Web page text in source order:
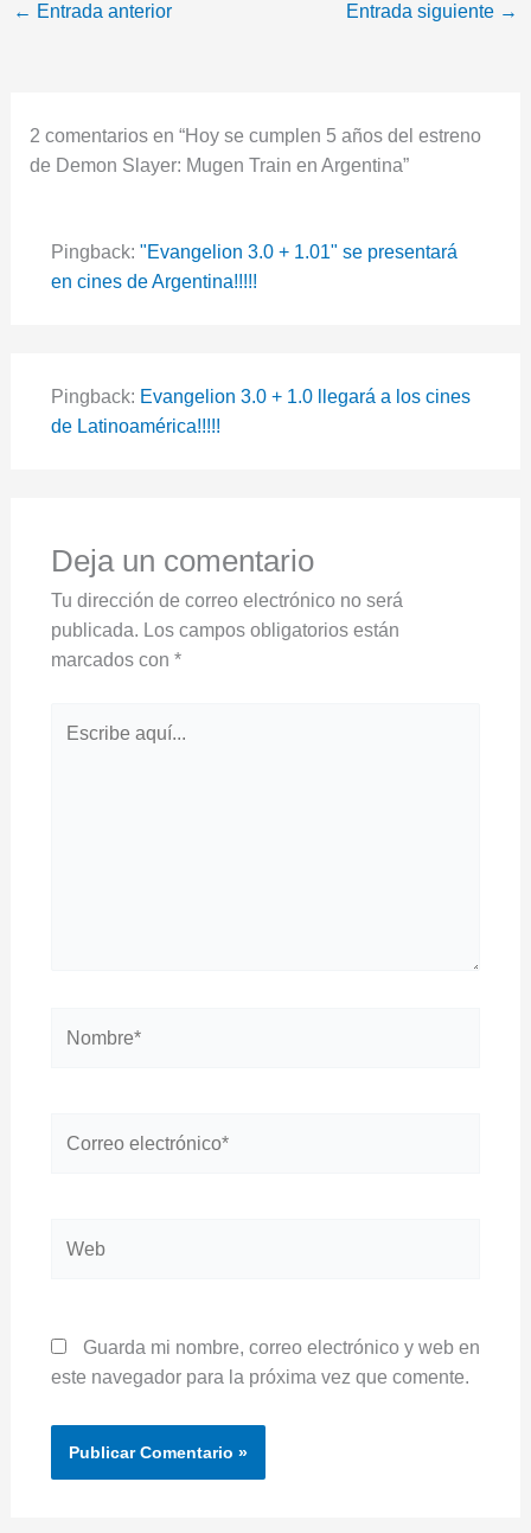
← Entrada anterior Entrada siguiente →
2 comentarios en “Hoy se cumplen 5 años del estreno
de Demon Slayer: Mugen Train en Argentina”
Pingback: "Evangelion 3.0 + 1.01" se presentará
en cines de Argentina!!!!!
Pingback: Evangelion 3.0 + 1.0 llegará a los cines
de Latinoamérica!!!!!
Deja un comentario
Tu dirección de correo electrónico no será
publicada. Los campos obligatorios están
marcados con *
Guarda mi nombre, correo electrónico y web en
este navegador para la próxima vez que comente.